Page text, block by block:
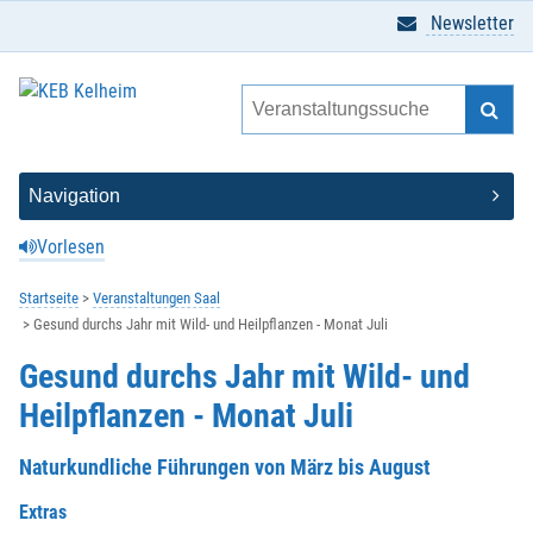
Vorlesen
Newsletter
Startseite
Veranstaltungen Saal
Gesund durchs Jahr mit Wild- und Heilpflanzen - Monat Juli
Gesund durchs Jahr mit Wild- und
Heilpflanzen - Monat Juli
Naturkundliche Führungen von März bis August
Extras